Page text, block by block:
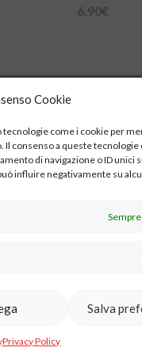
Cookie
come i cookie per
consenso a queste tecnologie
di navigazione o ID unici
influire negativamente su
Salva
Privacy Policy
6,90€
Via
Group Italia